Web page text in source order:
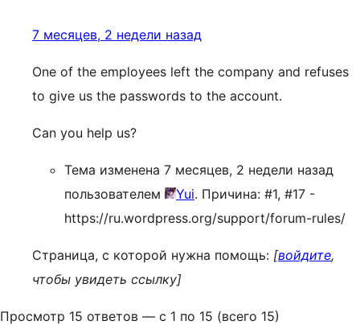
7 месяцев, 2 недели назад
One of the employees left the company and refuses
to give us the passwords to the account.
Can you help us?
Тема изменена 7 месяцев, 2 недели назад
пользователем
Yui. Причина: #1, #17 -
https://ru.wordpress.org/support/forum-rules/
Страница, с которой нужна помощь: [войдите,
чтобы увидеть ссылку]
Просмотр 15 ответов — с 1 по 15 (всего 15)